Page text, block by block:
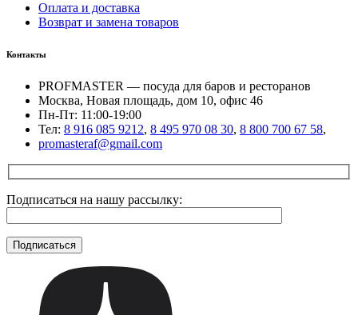
Оплата и доставка
Возврат и замена товаров
Контакты
PROFMASTER — посуда для баров и ресторанов
Москва, Новая площадь, дом 10, офис 46
Пн-Пт: 11:00-19:00
Тел: 8 916 085 9212, 8 495 970 08 30, 8 800 700 67 58,
promasteraf@gmail.com
Подписаться на нашу рассылку: